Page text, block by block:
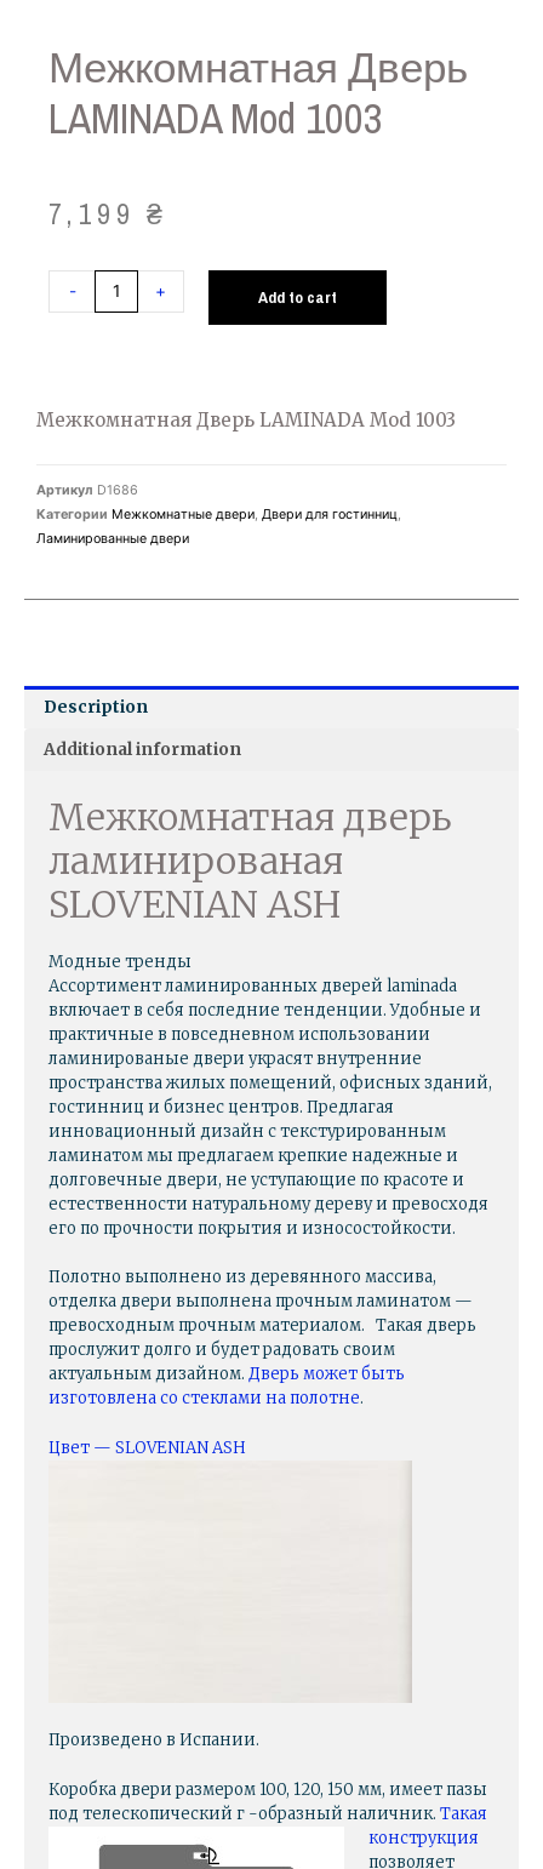
Межкомнатная Дверь
LAMINADA Mod 1003
7,199₴
- + Add to cart
Межкомнатная Дверь LAMINADA Mod 1003
Артикул D1686
Категории Межкомнатные двери, Двери для гостинниц,
Ламинированные двери
Description
Additional information
Межкомнатная дверь
ламинированая
SLOVENIAN ASH
Модные тренды
Ассортимент ламинированных дверей laminada
включает в себя последние тенденции. Удобные и
практичные в повседневном использовании
ламинированые двери украсят внутренние
пространства жилых помещений, офисных зданий,
гостинниц и бизнес центров. Предлагая
инновационный дизайн с текстурированным
ламинатом мы предлагаем крепкие надежные и
долговечные двери, не уступающие по красоте и
естественности натуральному дереву и превосходя
его по прочности покрытия и износостойкости.
Полотно выполнено из деревянного массива,
отделка двери выполнена прочным ламинатом —
превосходным прочным материалом. Такая дверь
прослужит долго и будет радовать своим
актуальным дизайном. Дверь может быть
изготовлена со стеклами на полотне.
Цвет — SLOVENIAN ASH
Произведено в Испании.
Коробка двери размером 100, 120, 150 мм, имеет пазы
под телескопический г -образный наличник. Такая
конструкция
позволяет